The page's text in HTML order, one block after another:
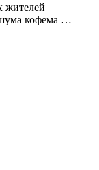
жителей
шума кофема …